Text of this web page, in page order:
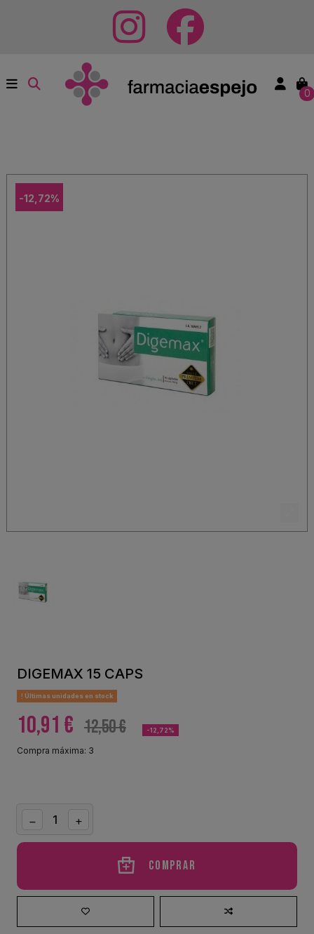
0
-12,72%
DIGEMAX 15 CAPS
Últimas unidades en stock
10,91 € 12,50 € -12,72%
Compra máxima: 3
Comprar